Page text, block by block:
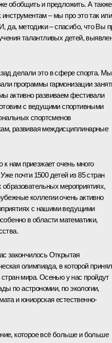
обобщить и предложить. А также
– мы про это так или
да, методики – спасибо, что Вы
талантливых детей,
делали это в сфере спорта. Мы
программы гармонизации
активно развиваем фестивали
с ведущими спортивными
спортсменов
развивая междисциплинарные
к нам приезжает очень много
почти 1500 детей из 85 стран
мероприятиях,
коллегии очень активно
с нашими ведущими
в области математики,
закончилось Открытая
олимпиада, в которой
мира. Осенью у нас пройдут
по астрономии, по экологии,
и юниорская естественно-
которое всё больше и больше